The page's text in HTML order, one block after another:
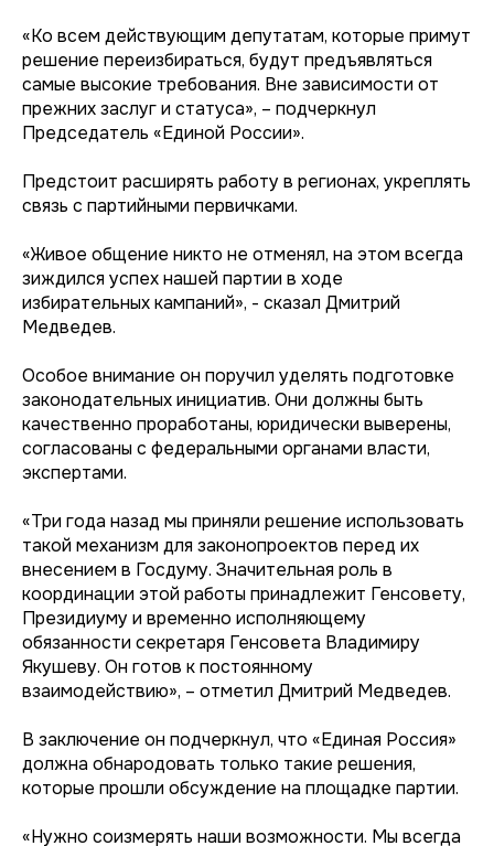
«Ко всем действующим депутатам, которые примут
решение переизбираться, будут предъявляться
самые высокие требования. Вне зависимости от
прежних заслуг и статуса», – подчеркнул
Председатель «Единой России».
Предстоит расширять работу в регионах, укреплять
связь с партийными первичками.
«Живое общение никто не отменял, на этом всегда
зиждился успех нашей партии в ходе
избирательных кампаний», - сказал Дмитрий
Медведев.
Особое внимание он поручил уделять подготовке
законодательных инициатив. Они должны быть
качественно проработаны, юридически выверены,
согласованы с федеральными органами власти,
экспертами.
«Три года назад мы приняли решение использовать
такой механизм для законопроектов перед их
внесением в Госдуму. Значительная роль в
координации этой работы принадлежит Генсовету,
Президиуму и временно исполняющему
обязанности секретаря Генсовета Владимиру
Якушеву. Он готов к постоянному
взаимодействию», – отметил Дмитрий Медведев.
В заключение он подчеркнул, что «Единая Россия»
должна обнародовать только такие решения,
которые прошли обсуждение на площадке партии.
«Нужно соизмерять наши возможности. Мы всегда